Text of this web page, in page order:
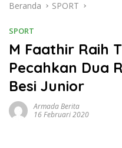
Beranda SPORT
SPORT
M Faathir Raih
Pecahkan Dua
Besi Junior
Armada Berita
16 Februari 2020